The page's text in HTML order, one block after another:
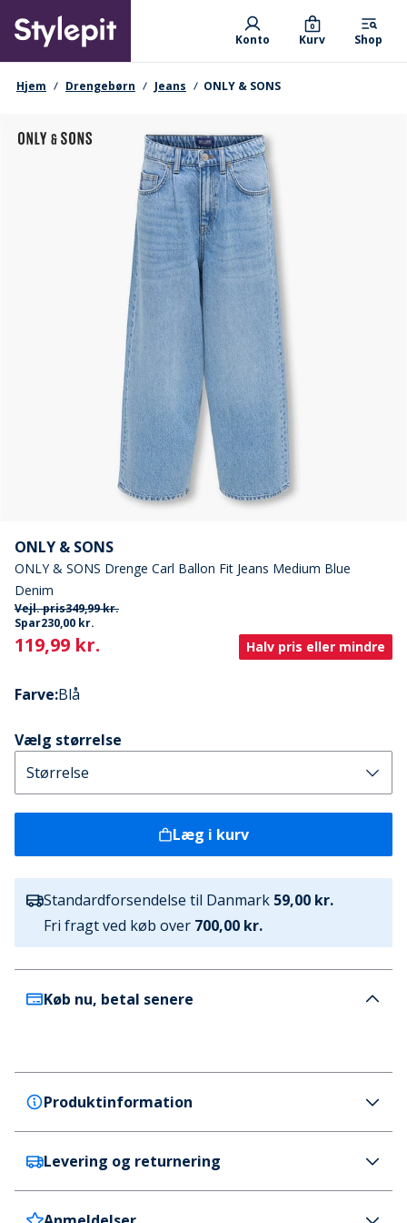
main
content
Primary departments
Konto Kurv
0
Shop
navigationssti
Hjem Drengebørn Jeans ONLY & SONS
ONLY & SONS
ONLY & SONS Drenge Carl Ballon Fit Jeans Medium Blue
Denim
Vejl. pris349,99 kr.
Spar230,00 kr.
Current
119,99 kr. Halv pris eller mindre
Farve:Blå
Vælg størrelse
Læg i kurv
Standardforsendelse til Danmark 59,00 kr.
Fri fragt ved køb over 700,00 kr.
Køb nu, betal senere
Produktinformation
ONLY & SONS
ONLY & SONS Drenge Carl Ballon Fit Jeans Medium
Blue Denim
Levering og returnering